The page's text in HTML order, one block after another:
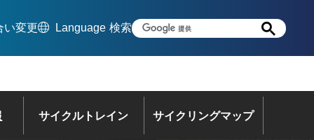
い変更 Language 検索
サイクルトレイン サイクリングマップ